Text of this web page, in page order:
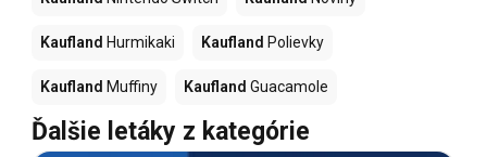
Kaufland Hurmikaki Kaufland Polievky
Kaufland Muffiny Kaufland Guacamole
Ďalšie letáky z kategórie